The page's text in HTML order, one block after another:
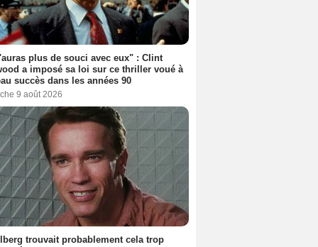
plus de souci avec eux" : Clint
a imposé sa loi sur ce thriller voué à
succès dans les années 90
9 août 2026
trouvait probablement cela trop